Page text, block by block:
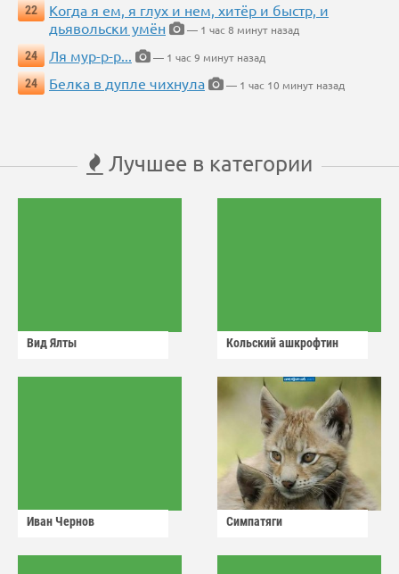
22
Когда я ем, я глух и нем, хитёр и быстр, и
дьявольски умён
— 1 час 8 минут назад
24
Ля мур-р-р...
— 1 час 9 минут назад
24
Белка в дупле чихнула — 1 час 10 минут назад
Лучшее в категории
Вид Ялты Кольский ашкрофтин
Иван Чернов Симпатяги